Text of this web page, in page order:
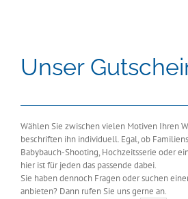
Unser
Wählen Sie zwischen vielen Motiven Ihren
beschriften ihn individuell. Egal, ob
Babybauch-Shooting, Hochzeitsserie oder
hier ist für jeden das passende dabei.
Sie haben dennoch Fragen oder suchen
anbieten? Dann rufen Sie uns gerne an.